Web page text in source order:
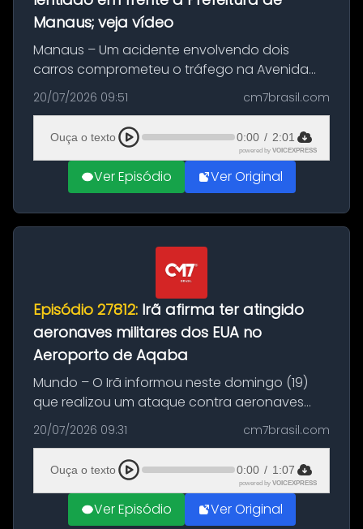
Manaus; veja vídeo
Manaus – Um acidente envolvendo dois
carros comprometeu o tráfego na Avenida
Brasil durante a manhã desta segunda-feira
(20), em frente ao complexo da Prefeitura de
Manaus, na Zona Oeste. A batida ter...
20/07/2026 09:51 cm7brasil.com
Ouça o texto 0:00 / 2:01
powered by VOICEXPRESS
Ver Episódio Ver Original
Episódio 27812: Irã afirma ter atingido
aeronaves militares dos EUA no
Aeroporto de Aqaba
Mundo – O Irã informou neste domingo (19)
que realizou um ataque contra aeronaves
militares dos Estados Unidos estacionadas no
Aeroporto de Aqaba, na Jordânia, durante a
21ª fase da Operação Nasr 2. A...
20/07/2026 09:31 cm7brasil.com
Ouça o texto 0:00 / 1:07
powered by VOICEXPRESS
Ver Episódio Ver Original